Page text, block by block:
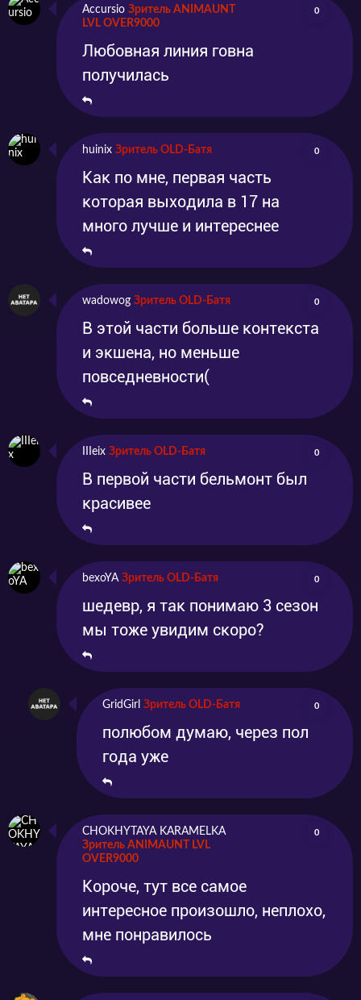
Accursio Зритель ANIMAUNT
LVL OVER9000
0
Любовная линия говна
получилась
huinix Зритель OLD-Батя 0
Как по мне, первая часть
которая выходила в 17 на
много лучше и интереснее
wadowog Зритель OLD-Батя 0
В этой части больше контекста
и экшена, но меньше
повседневности(
IIIeix Зритель OLD-Батя 0
В первой части бельмонт был
красивее
bexoYA Зритель OLD-Батя 0
шедевр, я так понимаю 3 сезон
мы тоже увидим скоро?
GridGirl Зритель OLD-Батя 0
полюбом думаю, через пол
года уже
CHOKHYTAYA KARAMELKA
Зритель ANIMAUNT LVL
OVER9000
0
Короче, тут все самое
интересное произошло, неплохо,
мне понравилось